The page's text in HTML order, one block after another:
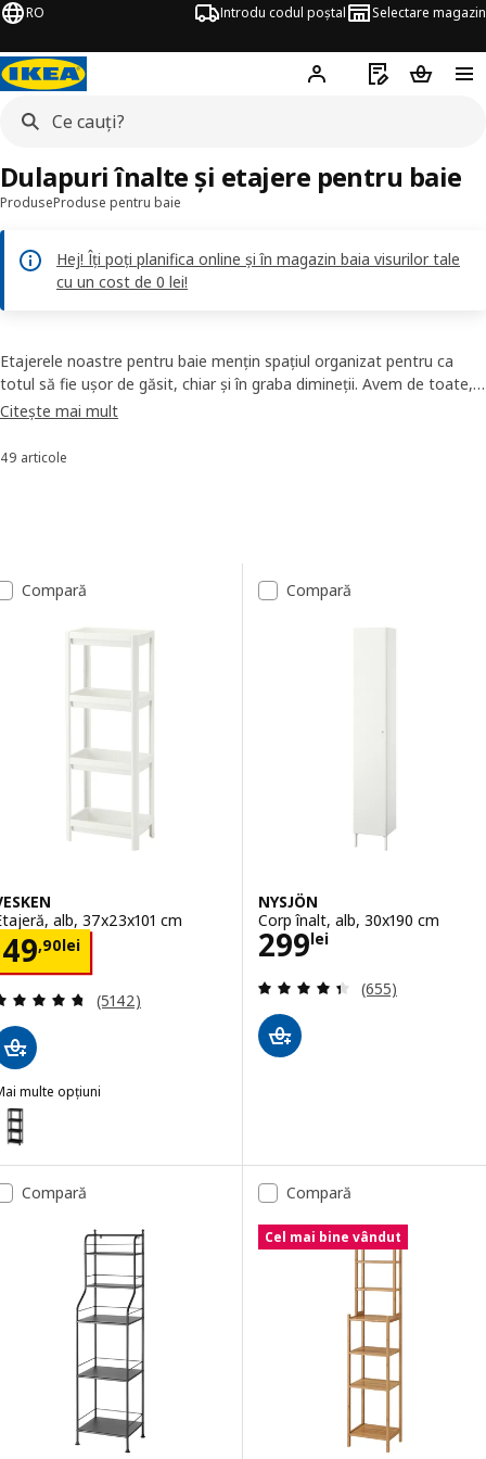
RO Introdu codul poștal Selectare magazin
Hej! Autentifică-te
Listă deCoșul de
ProduseProduse pentru baie
Hej! Îți poți planifica online și în magazin baia visurilor tale
cu un cost de 0 lei!
Dulapuri înalte și etajere pentru baie
Etajerele noastre pentru baie mențin spațiul organizat pentru ca
totul să fie ușor de găsit, chiar și în graba dimineții. Avem de toate,
de la polițe de colț până la taburete cu spațiu de depozitare în stiluri
dimensiunilor spațiului tău. Doar măsoară și începe să planifici!
Citește mai mult
Sortează și filtrează
49 articole
Lista de rezultate
Compară
alb, 37x23x101 cm
49,90lei
49,90lei
Evaluare: 4.7 din 5 stele. Total recenzii:
(5142)
multe opțiuni
VESKEN, Etajeră, negru, 37x23x101 cm
Compară
NYSJÖN
Corp înalt, alb, 30x190 cm
299lei
Preţ 299lei
Evaluare: 4.4
(655)
Compară Compară
Cel mai bine vândut